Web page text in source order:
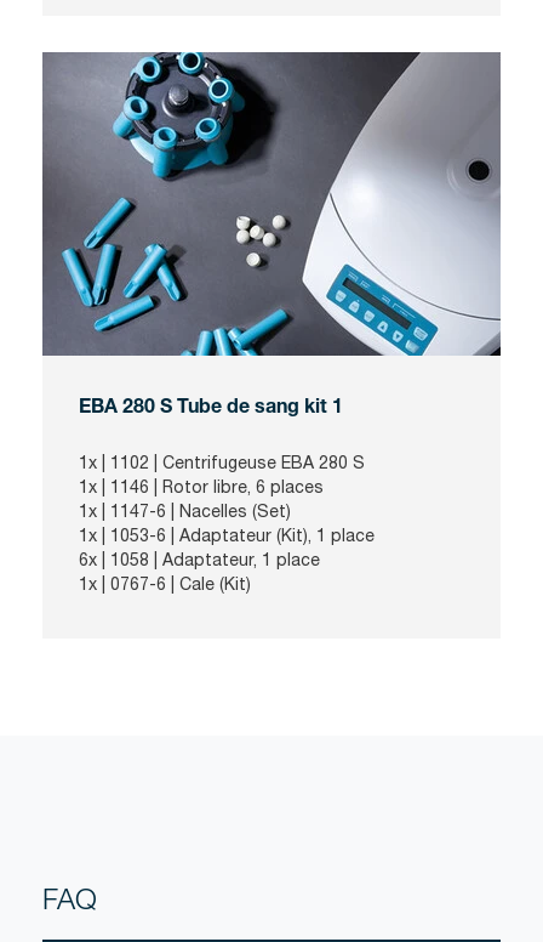
EBA 280 S Tube de sang kit 1
1x | 1102 | Centrifugeuse EBA 280 S
1x | 1146 | Rotor libre, 6 places
1x | 1147-6 | Nacelles (Set)
1x | 1053-6 | Adaptateur (Kit), 1 place
6x | 1058 | Adaptateur, 1 place
1x | 0767-6 | Cale (Kit)
FAQ